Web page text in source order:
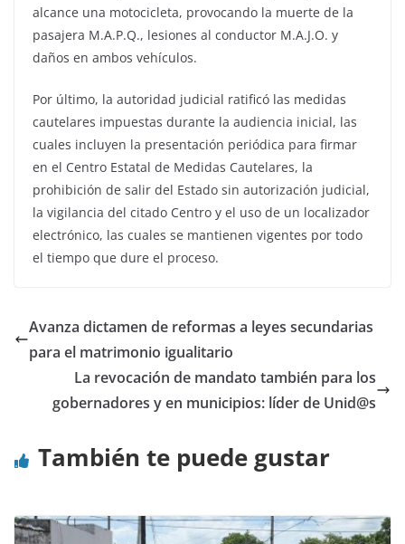
alcance una motocicleta, provocando la muerte de la
pasajera M.A.P.Q., lesiones al conductor M.A.J.O. y
daños en ambos vehículos.
Por último, la autoridad judicial ratificó las medidas
cautelares impuestas durante la audiencia inicial, las
cuales incluyen la presentación periódica para firmar
en el Centro Estatal de Medidas Cautelares, la
prohibición de salir del Estado sin autorización judicial,
la vigilancia del citado Centro y el uso de un localizador
electrónico, las cuales se mantienen vigentes por todo
el tiempo que dure el proceso.
Avanza dictamen de reformas a leyes secundarias
para el matrimonio igualitario
La revocación de mandato también para los
gobernadores y en municipios: líder de Unid@s
También te puede gustar